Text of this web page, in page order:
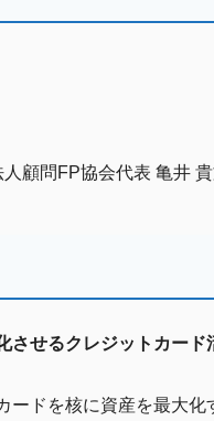
顧問FP協会代表 亀井
させるクレジットカード
ドを核に資産を最大化